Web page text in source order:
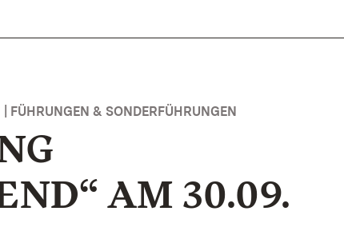
FÜHRUNGEN & SONDERFÜHRUNGEN
AM 30.09.